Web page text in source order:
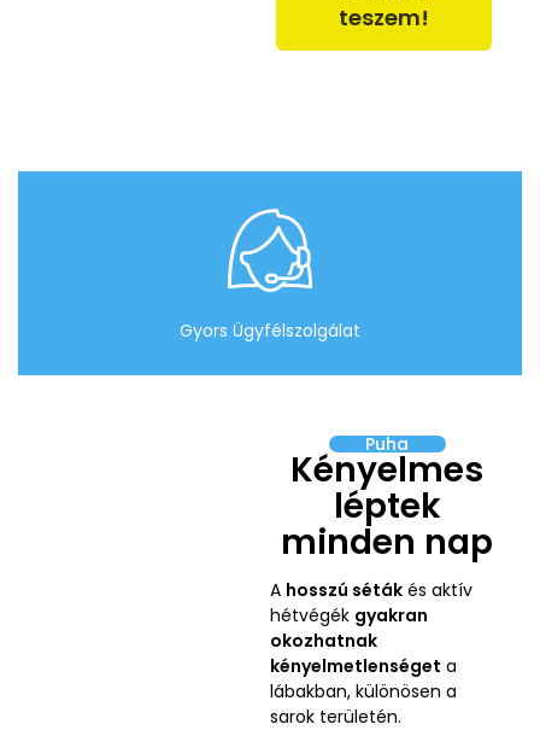
teszem!
Gyors Ügyfélszolgálat
Puha
Kényelmes
léptek
minden nap
A hosszú séták és aktív
hétvégék gyakran
okozhatnak
kényelmetlenséget a
lábakban, különösen a
sarok területén.